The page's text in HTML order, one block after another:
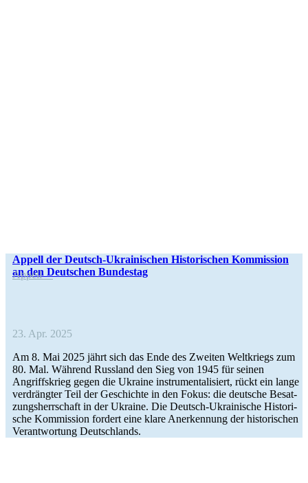
Appell der Deutsch-Ukrai­­ni­­schen His­to­ri­schen Kom­mis­sion
an den Deut­schen Bundestag
Appell
23. Apr. 2025
Am 8. Mai 2025 jährt sich das Ende des Zweiten Welt­kriegs zum
80. Mal. Während Russ­land den Sieg von 1945 für seinen
Angriffs­krieg gegen die Ukraine instru­men­ta­li­siert, rückt ein lange
ver­dräng­ter Teil der Geschichte in den Fokus: die deut­sche Besat­
zungs­herr­schaft in der Ukraine. Die Deutsch-Ukrai­­ni­­sche His­to­ri­
sche Kom­mis­sion fordert eine klare Aner­ken­nung der his­to­ri­schen
Ver­ant­wor­tung Deutschlands.